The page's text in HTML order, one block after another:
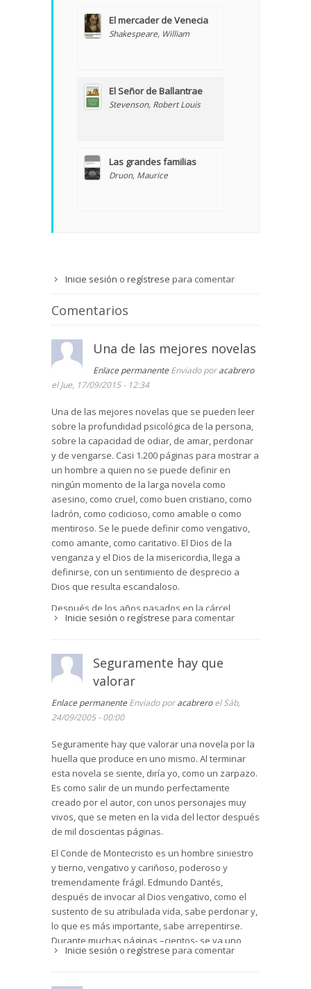
El mercader de Venecia
Shakespeare, William
El Señor de Ballantrae
Stevenson, Robert Louis
Las grandes familias
Druon, Maurice
Inicie sesión o regístrese para comentar
Comentarios
Una de las mejores novelas
Enlace permanente Enviado poracabrero
el Jue, 17/09/2015 - 12:34
Una de las mejores novelas que se pueden leer
sobre la profundidad psicológica de la persona,
sobre la capacidad de odiar, de amar, perdonar
y de vengarse. Casi 1.200 páginas para mostrar a
un hombre a quien no se puede definir en
ningún momento de la larga novela como
asesino, como cruel, como buen cristiano, como
ladrón, como codicioso, como amable o como
mentiroso. Se le puede definir como vengativo,
como amante, como caritativo. El Dios de la
venganza y el Dios de la misericordia, llega a
definirse, con un sentimiento de desprecio a
Dios que resulta escandaloso.
Después de los años pasados en la cárcel,
cuando consigue huir, dedica muchos de su vida
únicamente a preparar la venganza. Se siente
vengativo desde el mismo momento en que el
abate Faria le hace ver, con un simple
racionamiento, quienes son los causantes de su
habérselo hecho ver, pues de inmediato le
cambia la cara. Desde ese mismo momento en el
corazón de Dantés solo hay odio y deseos de
encontrarse con sus enemigos. Lo tremendo del
relato es como Dumas es capaz de meter al
lector en los sentimientos del protagonista,
poniéndole de su lado.
Es una historia en la que aparecen todos los
pecados capitales. Es tremendo pensar que la
envidia, sin más, sin motivaciones previas, es
capaz de destrozar a una persona, de una
manera consciente y vil como lo traman Danglars
y Fernando. La injusticia manifiesta de un
hombre, Villefort, que tendría que impartir justicia
y no le importa meter a un hombre en el
calabozo de por vida con tal de salvar su honor.
La codicia, que aparece en todos los personajes,
Inicie sesión o regístrese para comentar
Seguramente hay que
valorar
Enlace permanente Enviado poracabreroel Sáb,
24/09/2005 - 00:00
Seguramente hay que valorar una novela por la
huella que produce en uno mismo. Al terminar
esta novela se siente, diría yo, como un zarpazo.
Es como salir de un mundo perfectamente
creado por el autor, con unos personajes muy
vivos, que se meten en la vida del lector después
de mil doscientas páginas.
El Conde de Montecristo es un hombre siniestro
y tierno, vengativo y cariñoso, poderoso y
tremendamente frágil. Edmundo Dantés,
después de invocar al Dios vengativo, como el
sustento de su atribulada vida, sabe perdonar y,
lo que es más importante, sabe arrepentirse.
Durante muchas páginas –cientos- se va uno
compadeciendo de la amargura de un hombre
que busca castigar. Que se siente llamado por
Dios para producir el dolor. Y al mismo tiempo el
Inicie sesión o regístrese para comentar